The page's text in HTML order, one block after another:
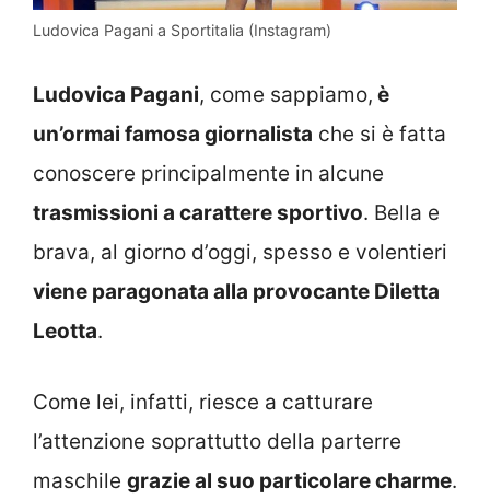
Ludovica Pagani a Sportitalia (Instagram)
Ludovica Pagani, come sappiamo, è
un’ormai famosa giornalista che si è fatta
conoscere principalmente in alcune
trasmissioni a carattere sportivo. Bella e
brava, al giorno d’oggi, spesso e volentieri
viene paragonata alla provocante Diletta
Leotta.
Come lei, infatti, riesce a catturare
l’attenzione soprattutto della parterre
maschile grazie al suo particolare charme.